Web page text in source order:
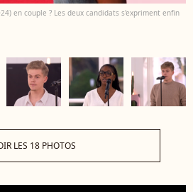
en couple ? Les deux candidats s'expriment enfin
LES 18 PHOTOS